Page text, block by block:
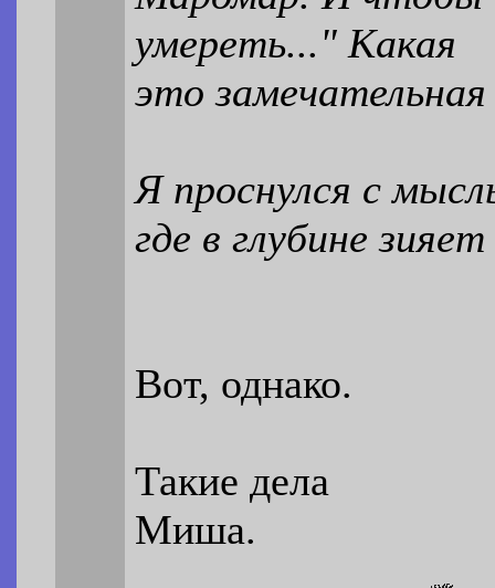
умереть..." Какая
это
Я проснулся с
где в глубине
Вот, однако.
Такие дела
Миша.